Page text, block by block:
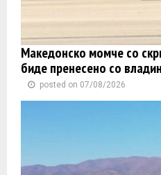
Македонско момче со
биде пренесено со
posted on 07/08/2026